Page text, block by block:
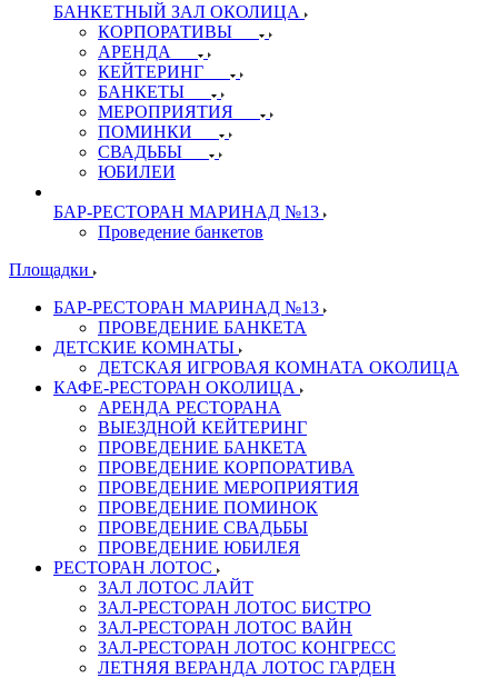
БАНКЕТНЫЙ ЗАЛ ОКОЛИЦА
КОРПОРАТИВЫ
АРЕНДА
КЕЙТЕРИНГ
БАНКЕТЫ
МЕРОПРИЯТИЯ
ПОМИНКИ
СВАДЬБЫ
ЮБИЛЕИ
БАР-РЕСТОРАН МАРИНАД №13
Проведение банкетов
Площадки
БАР-РЕСТОРАН МАРИНАД №13
ПРОВЕДЕНИЕ БАНКЕТА
ДЕТСКИЕ КОМНАТЫ
ДЕТСКАЯ ИГРОВАЯ КОМНАТА ОКОЛИЦА
КАФЕ-РЕСТОРАН ОКОЛИЦА
АРЕНДА РЕСТОРАНА
ВЫЕЗДНОЙ КЕЙТЕРИНГ
ПРОВЕДЕНИЕ БАНКЕТА
ПРОВЕДЕНИЕ КОРПОРАТИВА
ПРОВЕДЕНИЕ МЕРОПРИЯТИЯ
ПРОВЕДЕНИЕ ПОМИНОК
ПРОВЕДЕНИЕ СВАДЬБЫ
ПРОВЕДЕНИЕ ЮБИЛЕЯ
РЕСТОРАН ЛОТОС
ЗАЛ ЛОТОС ЛАЙТ
ЗАЛ-РЕСТОРАН ЛОТОС БИСТРО
ЗАЛ-РЕСТОРАН ЛОТОС ВАЙН
ЗАЛ-РЕСТОРАН ЛОТОС КОНГРЕСС
ЛЕТНЯЯ ВЕРАНДА ЛОТОС ГАРДЕН